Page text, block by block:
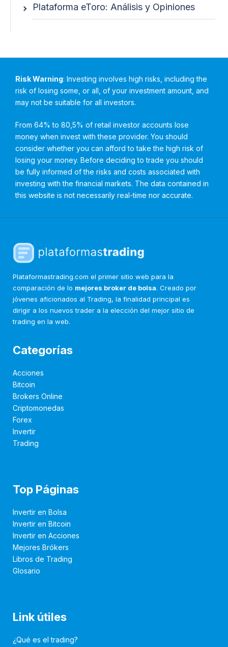
Plataforma eToro: Análisis y Opiniones
Risk Warning: Investing involves high risks, including the
risk of losing some, or all, of your investment amount, and
may not be suitable for all investors.
From 64% to 80,5% of retail investor accounts lose
money when invest with these provider. You should
consider whether you can afford to take the high risk of
losing your money. Before deciding to trade you should
be fully informed of the risks and costs associated with
investing with the financial markets. The data contained in
this website is not necessarily real-time nor accurate.
Plataformastrading.com el primer sitio web para la
comparación de lo mejores broker de bolsa. Creado por
jóvenes aficionados al Trading, la finalidad principal es
dirigir a los nuevos trader a la elección del mejor sitio de
trading en la web.
Categorías
Acciones
Bitcoin
Brokers Online
Criptomonedas
Forex
Invertir
Trading
Top Páginas
Invertir en Bolsa
Invertir en Bitcoin
Invertir en Acciones
Mejores Brókers
Libros de Trading
Glosario
Link útiles
¿Qué es el trading?